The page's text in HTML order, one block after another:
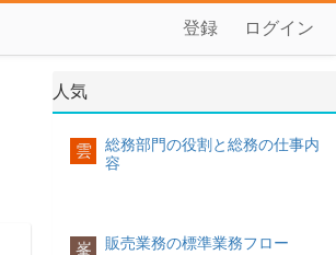
登録 ログイン
人気
雲
総務部門の役割と総務の仕事内
容
峯 販売業務の標準業務フロー